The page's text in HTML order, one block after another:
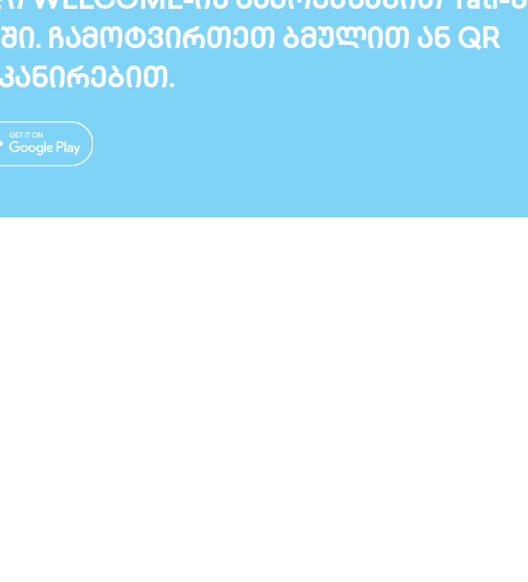
ჩამოტვირთეთ ბმულით ან QR